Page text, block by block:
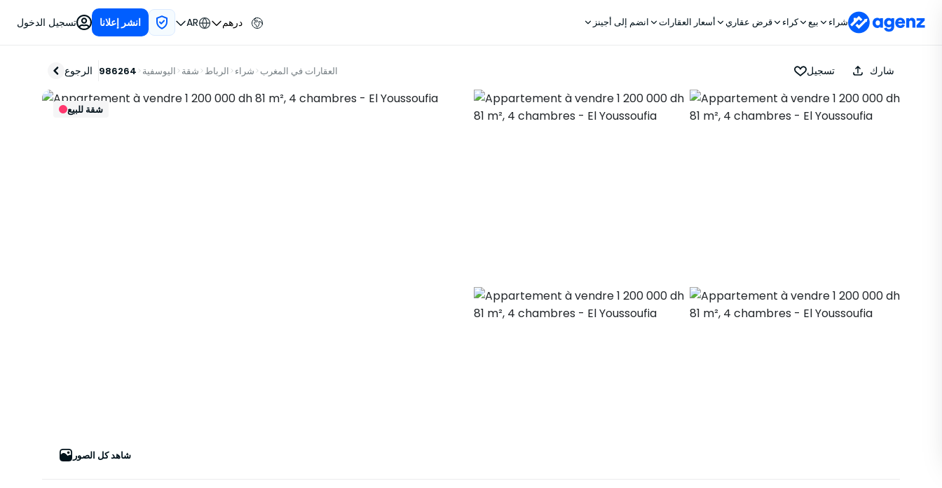
شراء بيع كراء قرض عقاري أسعار العقارات انضم إلى أجينز درهم AR انشر إعلانا تسجيل الدخول
الرجوع العقارات في المغرب شراء الرباط شقة اليوسفية 986264 تسجيل شارك
شاهد كل الصور
شقة للبيع